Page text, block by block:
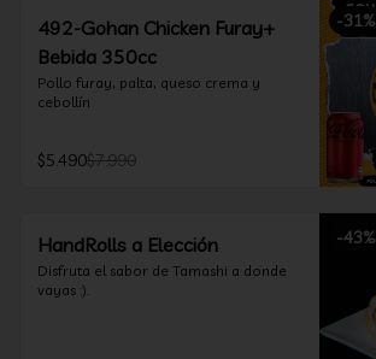
-31%
492-Gohan Chicken Furay+
Bebida 350cc
Pollo furay, palta, queso crema y
cebollín
$5.490$7.990
-43%
HandRolls a Elección
Disfruta el sabor de Tamashi a donde
vayas :).